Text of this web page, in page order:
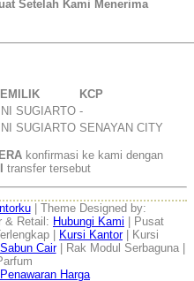
Setelah Kami Menerima
KCP
SUGIARTO -
SUGIARTO SENAYAN CITY
konfirmasi ke kami dengan
transfer tersebut
| Theme Designed by:
& Retail: Hubungi Kami | Pusat
|
Kursi Kantor| Kursi
Cair| Rak Modul Serbaguna |
Penawaran Harga